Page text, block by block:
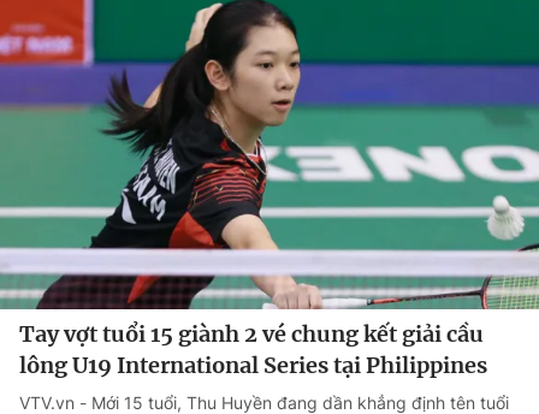
Tay vợt tuổi 15 giành 2 vé chung kết giải cầu
lông U19 International Series tại Philippines
VTV.vn - Mới 15 tuổi, Thu Huyền đang dần khẳng định tên tuổi